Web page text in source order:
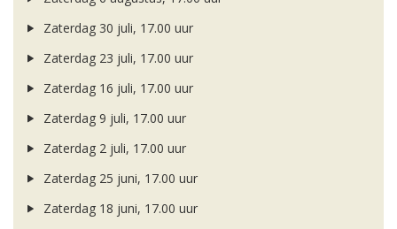
Zaterdag 30 juli, 17.00 uur
Zaterdag 23 juli, 17.00 uur
Zaterdag 16 juli, 17.00 uur
Zaterdag 9 juli, 17.00 uur
Zaterdag 2 juli, 17.00 uur
Zaterdag 25 juni, 17.00 uur
Zaterdag 18 juni, 17.00 uur